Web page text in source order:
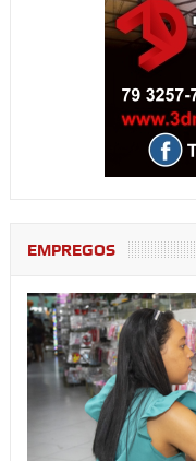
EMPREGOS